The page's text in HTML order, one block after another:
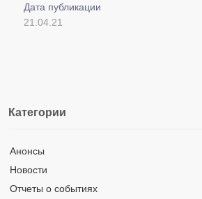
Дата публикации
21.04.21
Категории
Анонсы
Новости
Отчеты о событиях